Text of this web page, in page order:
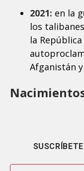
2021: en la
los
la
Afganistán